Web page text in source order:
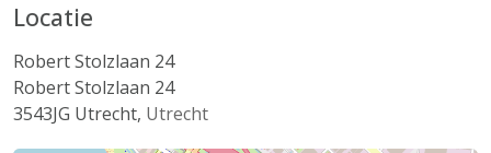
Locatie
Robert Stolzlaan 24
Robert Stolzlaan 24
3543JG Utrecht, Utrecht